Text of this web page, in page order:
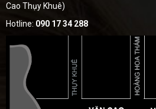
Cao Thụy Khuê)
Hotline: 090 17 34 288